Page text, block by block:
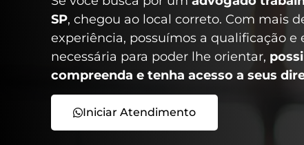
SP, chegou ao local correto. Com mais
experiência, possuímos a qualificação e
necessária para poder lhe orientar,
compreenda e tenha acesso a seus
Iniciar Atendimento